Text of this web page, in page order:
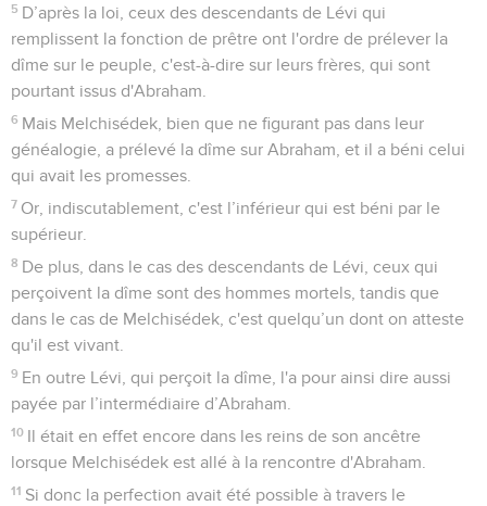
5 D’après la loi, ceux des descendants de Lévi qui
remplissent la fonction de prêtre ont l'ordre de prélever la
dîme sur le peuple, c'est-à-dire sur leurs frères, qui sont
pourtant issus d'Abraham.
6 Mais Melchisédek, bien que ne figurant pas dans leur
généalogie, a prélevé la dîme sur Abraham, et il a béni celui
qui avait les promesses.
7 Or, indiscutablement, c'est l’inférieur qui est béni par le
supérieur.
8 De plus, dans le cas des descendants de Lévi, ceux qui
perçoivent la dîme sont des hommes mortels, tandis que
dans le cas de Melchisédek, c'est quelqu’un dont on atteste
qu'il est vivant.
9 En outre Lévi, qui perçoit la dîme, l'a pour ainsi dire aussi
payée par l’intermédiaire d’Abraham.
10 Il était en effet encore dans les reins de son ancêtre
lorsque Melchisédek est allé à la rencontre d'Abraham.
11 Si donc la perfection avait été possible à travers le